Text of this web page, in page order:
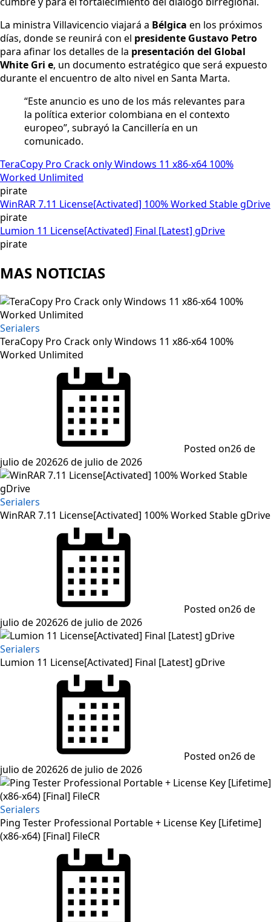
La ministra Villavicencio viajará a Bélgica en los próximos
días, donde se reunirá con el presidente Gustavo Petro
para afinar los detalles de la presentación del Global
White Gri e, un documento estratégico que será expuesto
durante el encuentro de alto nivel en Santa Marta.
“Este anuncio es uno de los más relevantes para
la política exterior colombiana en el contexto
europeo”, subrayó la Cancillería en un
comunicado.
TeraCopy Pro Crack only Windows 11 x86-x64 100%
Worked Unlimited
pirate
WinRAR 7.11 License[Activated] 100% Worked Stable gDrive
pirate
Lumion 11 License[Activated] Final [Latest] gDrive
pirate
MAS NOTICIAS
Serialers
TeraCopy Pro Crack only Windows 11 x86-x64 100%
Worked Unlimited
Posted on26 de
julio de 202626 de julio de 2026
Serialers
WinRAR 7.11 License[Activated] 100% Worked Stable gDrive
Posted on26 de
julio de 202626 de julio de 2026
Serialers
Lumion 11 License[Activated] Final [Latest] gDrive
Posted on26 de
julio de 202626 de julio de 2026
Serialers
Ping Tester Professional Portable + License Key [Lifetime]
(x86-x64) [Final] FileCR